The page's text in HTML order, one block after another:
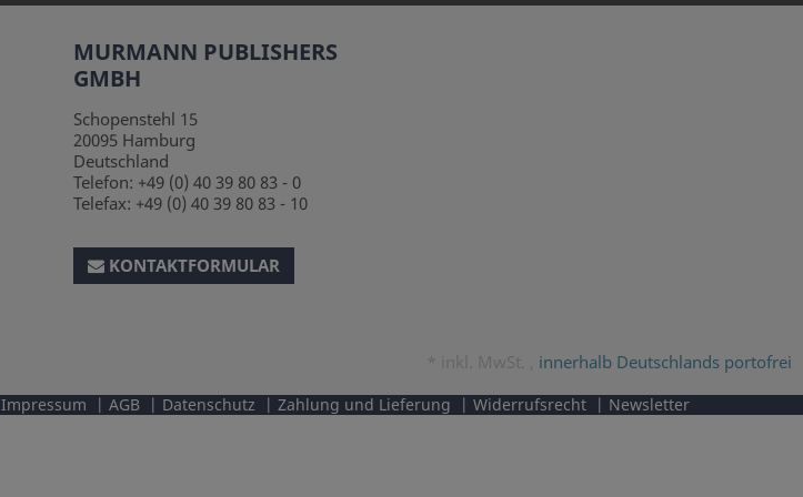
MURMANN PUBLISHERS
GMBH
Schopenstehl 15
20095 Hamburg
Deutschland
Telefon: +49 (0) 40 39 80 83 - 0
Telefax: +49 (0) 40 39 80 83 - 10
KONTAKTFORMULAR
innerhalb Deutschlands portofrei
Impressum AGB Datenschutz Zahlung und Lieferung Widerrufsrecht Newsletter